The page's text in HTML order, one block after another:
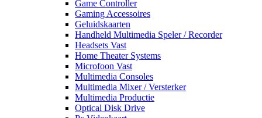
Game Controller
Gaming Accessoires
Geluidskaarten
Handheld Multimedia Speler / Recorder
Headsets Vast
Home Theater Systems
Microfoon Vast
Multimedia Consoles
Multimedia Mixer / Versterker
Multimedia Productie
Optical Disk Drive